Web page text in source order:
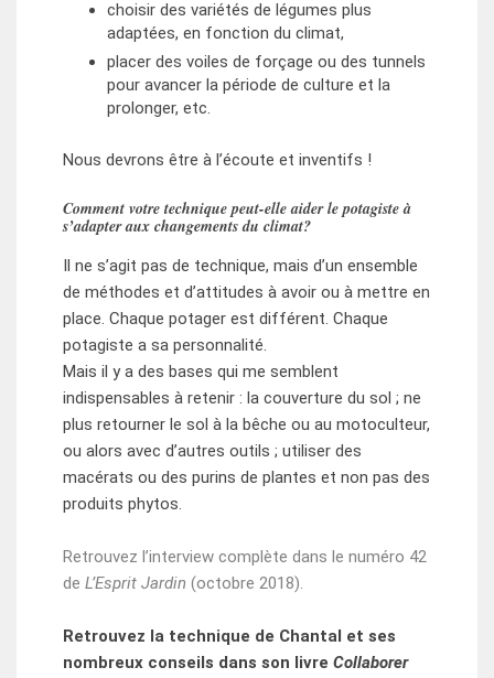
choisir des variétés de légumes plus
adaptées, en fonction du climat,
placer des voiles de forçage ou des tunnels
pour avancer la période de culture et la
prolonger, etc.
Nous devrons être à l’écoute et inventifs !
Comment votre technique peut-elle aider le potagiste à
s’adapter aux changements du climat?
Il ne s’agit pas de technique, mais d’un ensemble
de méthodes et d’attitudes à avoir ou à mettre en
place. Chaque potager est différent. Chaque
potagiste a sa personnalité.
Mais il y a des bases qui me semblent
indispensables à retenir : la couverture du sol ; ne
plus retourner le sol à la bêche ou au motoculteur,
ou alors avec d’autres outils ; utiliser des
macérats ou des purins de plantes et non pas des
produits phytos.
Retrouvez l’interview complète dans le numéro 42
de L’Esprit Jardin (octobre 2018).
Retrouvez la technique de Chantal et ses
nombreux conseils dans son livre Collaborer